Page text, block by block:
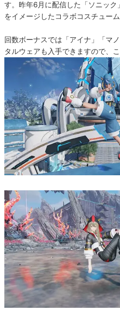
す。昨年6月に配信した「ソニック
をイメージしたコラボコスチュー
回数ボーナスでは「アイナ」「マ
タルウェアも入手できますので、